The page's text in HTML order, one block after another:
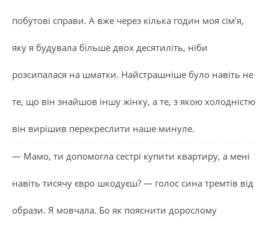
побутові справи. А вже через кілька годин моя сім’я,
яку я будувала більше двох десятиліть, ніби
розсипалася на шматки. Найстрашніше було навіть не
те, що він знайшов іншу жінку, а те, з якою холодністю
він вирішив перекреслити наше минуле.
— Мамо, ти допомогла сестрі купити квартиру, а мені
навіть тисячу євро шкодуєш? — голос сина тремтів від
образи. Я мовчала. Бо як пояснити дорослому